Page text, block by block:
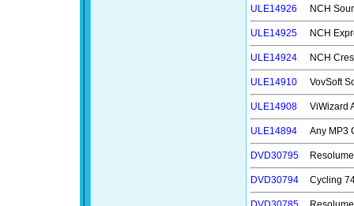
ULE14926 NCH
ULE14925 NCH
ULE14924 NCH
ULE14910 VovSoft
ULE14908 ViWizard
ULE14894 Any MP3
DVD30795
DVD30794 Cycling